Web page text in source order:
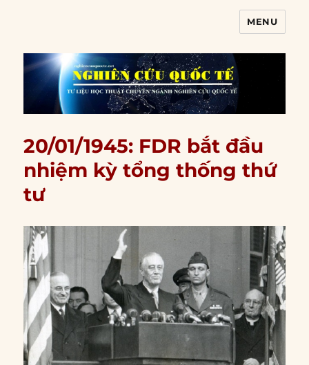
MENU
20/01/1945: FDR bắt đầu
nhiệm kỳ tổng thống thứ
tư